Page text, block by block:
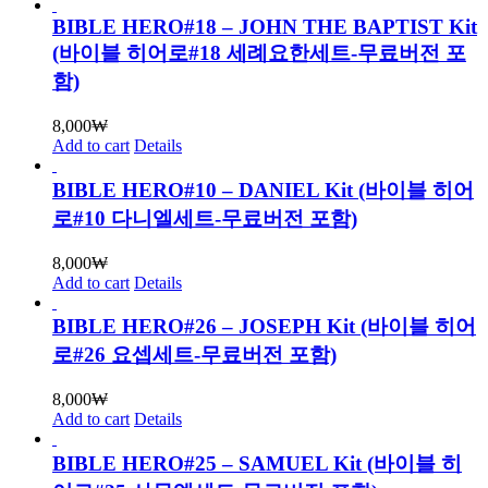
BIBLE HERO#18 – JOHN THE BAPTIST Kit
(바이블 히어로#18 세례요한세트-무료버전 포
함)
8,000₩
Add to cart Details
BIBLE HERO#10 – DANIEL Kit (바이블 히어
로#10 다니엘세트-무료버전 포함)
8,000₩
Add to cart Details
BIBLE HERO#26 – JOSEPH Kit (바이블 히어
로#26 요셉세트-무료버전 포함)
8,000₩
Add to cart Details
BIBLE HERO#25 – SAMUEL Kit (바이블 히